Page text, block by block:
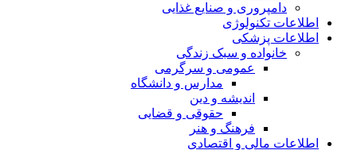
دامپروری و صنایع غذایی
اطلاعات تکنولوژی
اطلاعات پزشکی
خانواده و سبک زندگی
عمومی و سرگرمی
مدارس و دانشگاه
اندیشه و دین
حقوقی و قضایی
فرهنگ و هنر
اطلاعات مالی و اقتصادی